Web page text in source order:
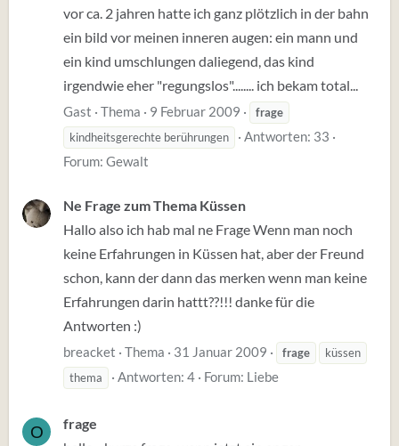
vor ca. 2 jahren hatte ich ganz plötzlich in der bahn
ein bild vor meinen inneren augen: ein mann und
ein kind umschlungen daliegend, das kind
irgendwie eher "regungslos"........ ich bekam total...
Gast Thema 9 Februar 2009
frage
kindheitsgerechte berührungen
Antworten: 33
Forum: Gewalt
Ne Frage zum Thema Küssen
Hallo also ich hab mal ne Frage Wenn man noch
keine Erfahrungen in Küssen hat, aber der Freund
schon, kann der dann das merken wenn man keine
Erfahrungen darin hattt??!!! danke für die
Antworten :)
breacket Thema 31 Januar 2009 frage
küssen
thema
Antworten: 4 Forum: Liebe
O
frage